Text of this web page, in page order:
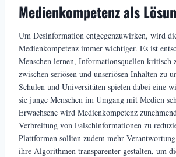
Medienkompetenz als
Um Desinformation entgegenzuwirken, wird
Medienkompetenz immer wichtiger. Es ist
Menschen lernen, Informationsquellen kritisch
zwischen seriösen und unseriösen Inhalten zu
Schulen und Universitäten spielen dabei eine
sie junge Menschen im Umgang mit Medien
Erwachsene wird Medienkompetenz
Verbreitung von Falschinformationen zu
Plattformen sollten zudem mehr
ihre Algorithmen transparenter gestalten, um